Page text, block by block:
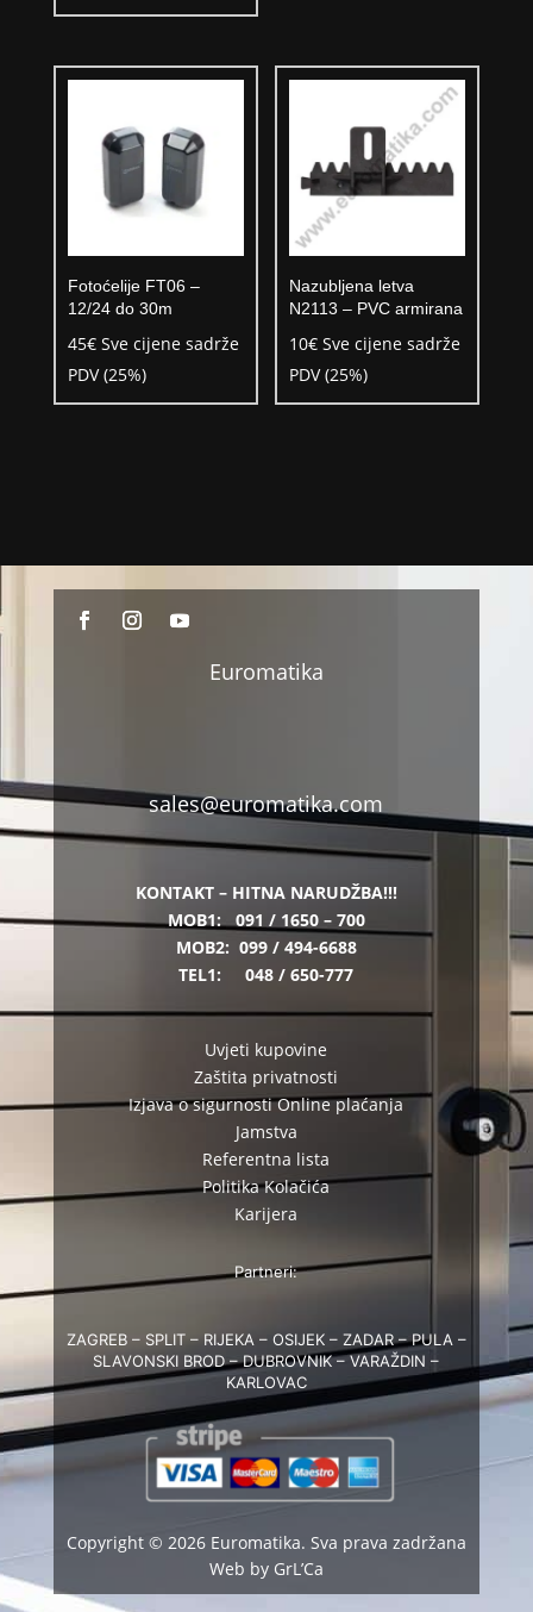
Fotoćelije FT06 –
12/24 do 30m
45€ Sve cijene sadrže
PDV (25%)
Nazubljena letva
N2113 – PVC armirana
10€ Sve cijene sadrže
PDV (25%)
Euromatika
sales@euromatika.com
KONTAKT – HITNA NARUDŽBA!!!
MOB1:091 / 1650 – 700
MOB2: 099 / 494-6688
TEL1:048 / 650-777
Uvjeti kupovine
Zaštita privatnosti
Izjava o sigurnosti Online plaćanja
Jamstva
Referentna lista
Politika Kolačića
Karijera
Partneri:
ZAGREB – SPLIT – RIJEKA – OSIJEK – ZADAR – PULA –
SLAVONSKI BROD – DUBROVNIK – VARAŽDIN –
KARLOVAC
Copyright © 2026 Euromatika. Sva prava zadržana
Web by GrL’Ca